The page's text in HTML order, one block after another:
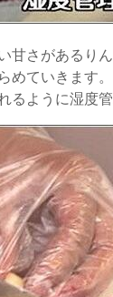
甘さがあるり
めていきます。
るように湿度